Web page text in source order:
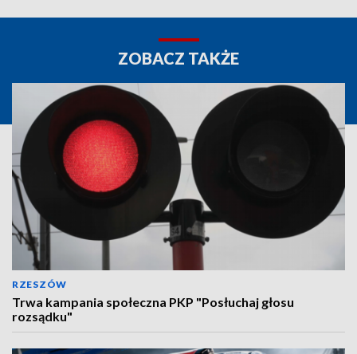
ZOBACZ TAKŻE
RZESZÓW
Trwa kampania społeczna PKP "Posłuchaj głosu
rozsądku"